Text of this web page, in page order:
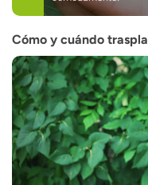
Cómo y cuándo